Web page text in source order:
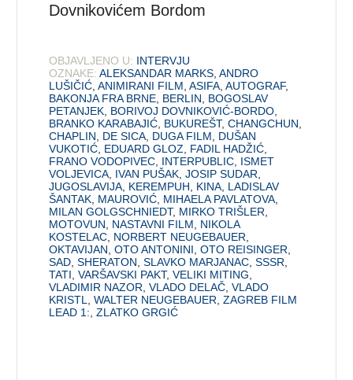
Dovnikovićem Bordom
OBJAVLJENO U: INTERVJU
OZNAKE: ALEKSANDAR MARKS ,ANDRO
LUŠIČIĆ ,ANIMIRANI FILM ,ASIFA ,AUTOGRAF,
BAKONJA FRA BRNE BERLIN
BOGOSLAV
PETANJEK BORIVOJ DOVNIKOVIĆ-BORDO
BRANKO KARABAJIĆ BUKUREŠT,CHANGCHUN
CHAPLIN
DE SICA DUGA FILM
DUŠAN
VUKOTIĆ EDUARD GLOZ FADIL HADŽIĆ
FRANO VODOPIVEC INTERPUBLIC ISMET
VOLJEVICA IVAN PUŠAK ,JOSIP SUDAR
JUGOSLAVIJA KEREMPUH KINA LADISLAV
ŠANTAK MAUROVIĆ MIHAELA PAVLATOVA
MILAN GOLGSCHNIEDT, MIRKO TRIŠLER
MOTOVUN
NASTAVNI FILM
NIKOLA
KOSTELAC NORBERT NEUGEBAUER
OKTAVIJAN ,OTO ANTONINI ,OTO REISINGER
SAD ,SHERATON ,SLAVKO MARJANAC ,SSSR
TATI ,VARŠAVSKI PAKT,VELIKI MITING
VLADIMIR NAZOR ,VLADO DELAČ ,VLADO
KRISTL
,WALTER NEUGEBAUER ,ZAGREB FILM
LEAD 1: ,ZLATKO GRGIĆ